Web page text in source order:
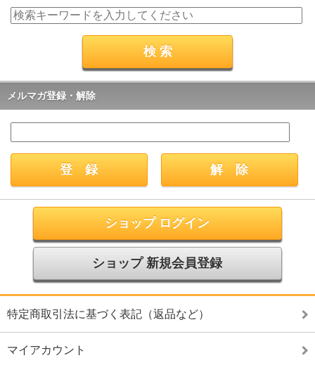
メルマガ登録・解除
ショップ ログイン
ショップ 新規会員登録
特定商取引法に基づく表記（返品など）
マイアカウント